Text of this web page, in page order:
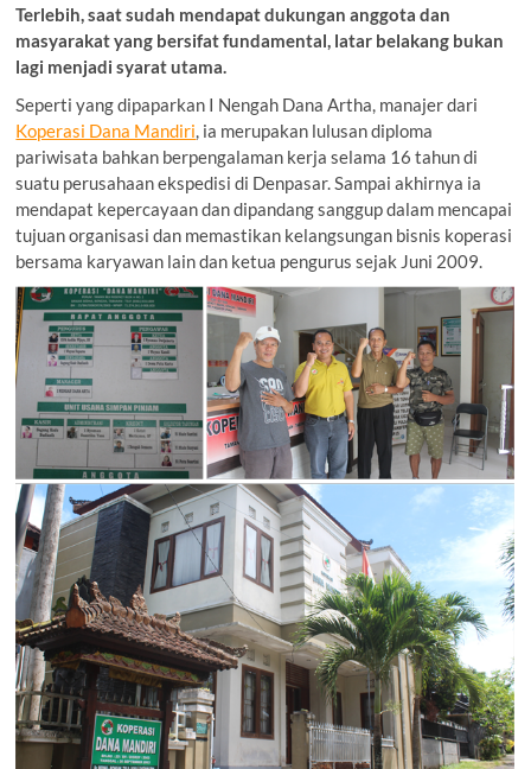
Terlebih, saat sudah mendapat dukungan anggota dan
masyarakat yang bersifat fundamental, latar belakang bukan
lagi menjadi syarat utama.
Seperti yang dipaparkan I Nengah Dana Artha, manajer dari
Koperasi Dana Mandiri, ia merupakan lulusan diploma
pariwisata bahkan berpengalaman kerja selama 16 tahun di
suatu perusahaan ekspedisi di Denpasar. Sampai akhirnya ia
mendapat kepercayaan dan dipandang sanggup dalam mencapai
tujuan organisasi dan memastikan kelangsungan bisnis koperasi
bersama karyawan lain dan ketua pengurus sejak Juni 2009.